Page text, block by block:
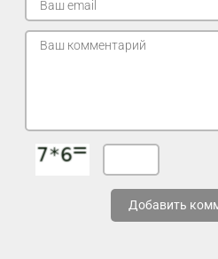
Добавить